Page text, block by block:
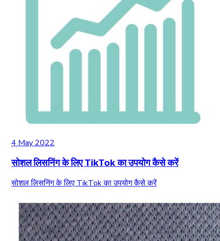
4 May 2022
सोशल लिसनिंग के लिए TikTok का उपयोग कैसे करें
सोशल लिसनिंग के लिए TikTok का उपयोग कैसे करें